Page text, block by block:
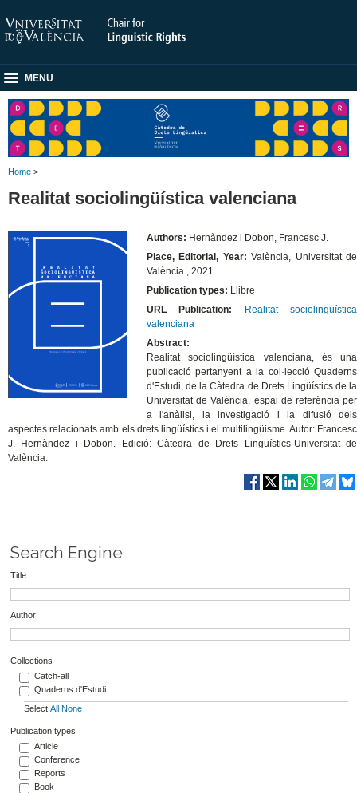
MENU
Home >
Realitat sociolingüística valenciana
Authors: Hernàndez i Dobon, Francesc J.
Place, Editorial, Year:València, Universitat de
València , 2021.
Publication types: Llibre
URL Publication: Realitat sociolingüística
valenciana
Abstract:
Realitat sociolingüística valenciana, és una
publicació pertanyent a la col·lecció Quaderns
d'Estudi, de la Càtedra de Drets Lingüístics de la
Universitat de València, espai de referència per
a l'anàlisi, la investigació i la difusió dels
aspectes relacionats amb els drets lingüístics i el multilingüisme. Autor: Francesc
J. Hernàndez i Dobon. Edició: Càtedra de Drets Lingüístics-Universitat de
València.
Search Engine
Title
Author
Collections
Catch-all
Quaderns d'Estudi
Select All None
Publication types
Article
Conference
Reports
Book